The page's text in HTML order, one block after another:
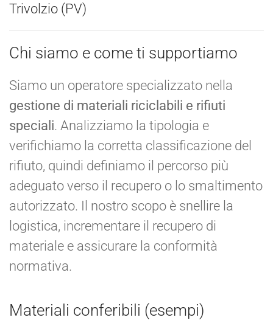
Trivolzio (PV)
Chi siamo e come ti supportiamo
Siamo un operatore specializzato nella
gestione di materiali riciclabili e rifiuti
speciali. Analizziamo la tipologia e
verifichiamo la corretta classificazione del
rifiuto, quindi definiamo il percorso più
adeguato verso il recupero o lo smaltimento
autorizzato. Il nostro scopo è snellire la
logistica, incrementare il recupero di
materiale e assicurare la conformità
normativa.
Materiali conferibili (esempi)